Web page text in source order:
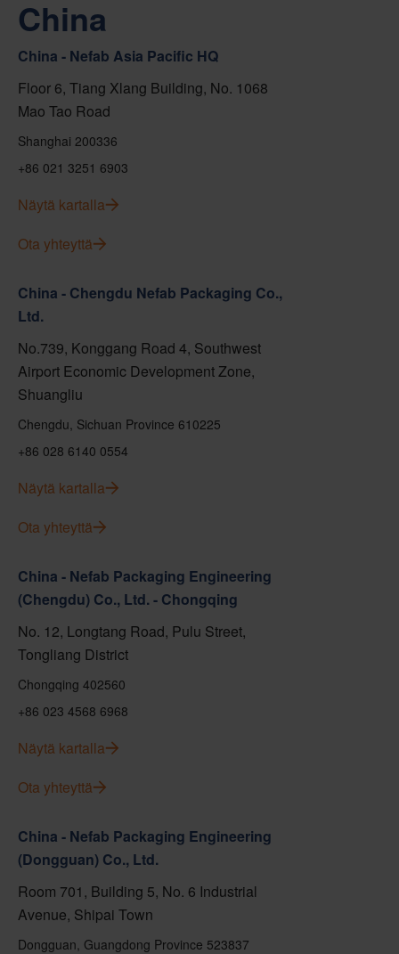
China
China - Nefab Asia Pacific HQ
Floor 6, Tiang Xlang Building, No. 1068
Mao Tao Road
Shanghai 200336
+86 021 3251 6903
Näytä kartalla
Ota yhteyttä
China - Chengdu Nefab Packaging Co.,
Ltd.
No.739, Konggang Road 4, Southwest
Airport Economic Development Zone,
Shuangliu
Chengdu, Sichuan Province 610225
+86 028 6140 0554
Näytä kartalla
Ota yhteyttä
China - Nefab Packaging Engineering
(Chengdu) Co., Ltd. - Chongqing
No. 12, Longtang Road, Pulu Street,
Tongliang District
Chongqing 402560
+86 023 4568 6968
Näytä kartalla
Ota yhteyttä
China - Nefab Packaging Engineering
(Dongguan) Co., Ltd.
Room 701, Building 5, No. 6 Industrial
Avenue, Shipai Town
Dongguan, Guangdong Province 523837